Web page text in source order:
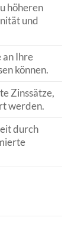
höheren
und
an Ihre
können.
Zinssätze,
werden.
durch